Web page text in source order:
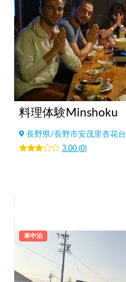
料理体験Minshoku
長野県/長野市安茂里杏花台
3.00(0)
車中泊